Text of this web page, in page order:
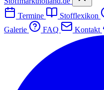
Termine
Stofflexikon
Galerie
FAQ Kontakt